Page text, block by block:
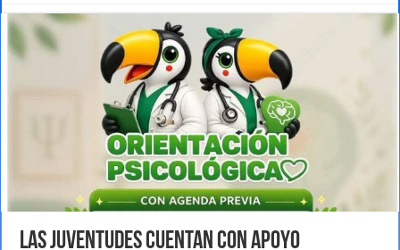
Las juventudes cuentan con apoyo